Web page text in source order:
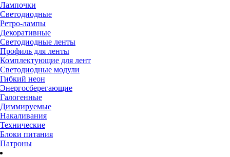
Лампочки
Светодиодные
Ретро-лампы
Декоративные
Светодиодные ленты
Профиль для ленты
Комплектующие для лент
Светодиодные модули
Гибкий неон
Энергосберегающие
Галогенные
Диммируемые
Накаливания
Технические
Блоки питания
Патроны